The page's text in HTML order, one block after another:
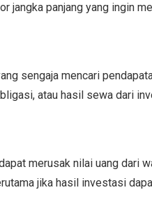
jangka panjang yang ingin
sengaja mencari
atau hasil sewa dari
merusak nilai uang dari
jika hasil investasi